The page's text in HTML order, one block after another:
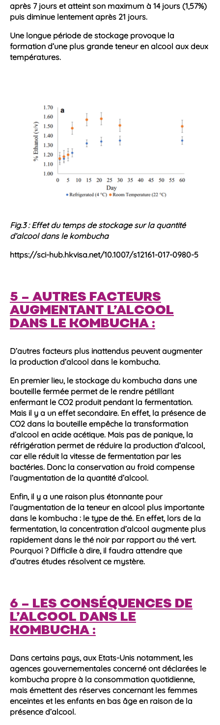
après 7 jours et atteint son maximum à 14 jours (1,57%)
puis diminue lentement après 21 jours.
Une longue période de stockage provoque la
formation d’une plus grande teneur en alcool aux deux
températures.
Fig.3 : Effet du temps de stockage sur la quantité
d’alcool dans le kombucha
https://sci-hub.hkvisa.net/10.1007/s12161-017-0980-5
5 – AUTRES FACTEURS
AUGMENTANT L’ALCOOL
DANS LE KOMBUCHA :
D’autres facteurs plus inattendus peuvent augmenter
la production d’alcool dans le kombucha.
En premier lieu, le stockage du kombucha dans une
bouteille fermée permet de le rendre pétillant
enfermant le CO2 produit pendant la fermentation.
Mais il y a un effet secondaire. En effet, la présence de
CO2 dans la bouteille empêche la transformation
d’alcool en acide acétique. Mais pas de panique, la
réfrigération permet de réduire la production d’alcool,
car elle réduit la vitesse de fermentation par les
bactéries. Donc la conservation au froid compense
l’augmentation de la quantité d’alcool.
Enfin, il y a une raison plus étonnante pour
l’augmentation de la teneur en alcool plus importante
dans le kombucha : le type de thé. En effet, lors de la
fermentation, la concentration d’alcool augmente plus
rapidement dans le thé noir par rapport au thé vert.
Pourquoi ? Difficile à dire, il faudra attendre que
d’autres études résolvent ce mystère.
6 – LES CONSÉQUENCES DE
L’ALCOOL DANS LE
KOMBUCHA :
Dans certains pays, aux Etats-Unis notamment, les
agences gouvernementales concerné ont déclarées le
kombucha propre à la consommation quotidienne,
mais émettent des réserves concernant les femmes
enceintes et les enfants en bas âge en raison de la
présence d’alcool.